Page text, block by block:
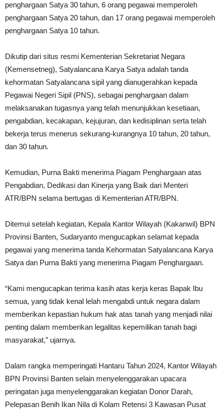
penghargaan Satya 30 tahun, 6 orang pegawai memperoleh
penghargaan Satya 20 tahun, dan 17 orang pegawai memperoleh
penghargaan Satya 10 tahun.
Dikutip dari situs resmi Kementerian Sekretariat Negara
(Kemensetneg), Satyalancana Karya Satya adalah tanda
kehormatan Satyalancana sipil yang dianugerahkan kepada
Pegawai Negeri Sipil (PNS), sebagai penghargaan dalam
melaksanakan tugasnya yang telah menunjukkan kesetiaan,
pengabdian, kecakapan, kejujuran, dan kedisiplinan serta telah
bekerja terus menerus sekurang-kurangnya 10 tahun, 20 tahun,
dan 30 tahun.
Kemudian, Purna Bakti menerima Piagam Penghargaan atas
Pengabdian, Dedikasi dan Kinerja yang Baik dari Menteri
ATR/BPN selama bertugas di Kementerian ATR/BPN.
Ditemui setelah kegiatan, Kepala Kantor Wilayah (Kakanwil) BPN
Provinsi Banten, Sudaryanto mengucapkan selamat kepada
pegawai yang menerima tanda Kehormatan Satyalancana Karya
Satya dan Purna Bakti yang menerima Piagam Penghargaan.
“Kami mengucapkan terima kasih atas kerja keras Bapak Ibu
semua, yang tidak kenal lelah mengabdi untuk negara dalam
memberikan kepastian hukum hak atas tanah yang menjadi nilai
penting dalam memberikan legalitas kepemilikan tanah bagi
masyarakat,” ujarnya.
Dalam rangka memperingati Hantaru Tahun 2024, Kantor Wilayah
BPN Provinsi Banten selain menyelenggarakan upacara
peringatan juga menyelenggarakan kegiatan Donor Darah,
Pelepasan Benih Ikan Nila di Kolam Retensi 3 Kawasan Pusat